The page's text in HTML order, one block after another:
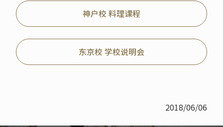
神户校 料理课程
东京校 学校说明会
2018/06/06